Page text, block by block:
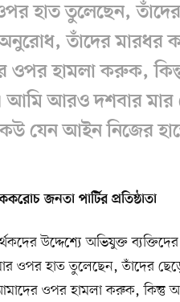
হাত তুলেছেন,
তাঁদের মারধর
ওপর হামলা করুক,
আমি আরও দশবার মার
যেন আইন নিজের
জনতা পার্টির প্রতিষ্ঠাতা
উদ্দেশ্যে অভিযুক্ত
ওপর হাত তুলেছেন, তাঁদের
ওপর হামলা করুক, কিন্তু